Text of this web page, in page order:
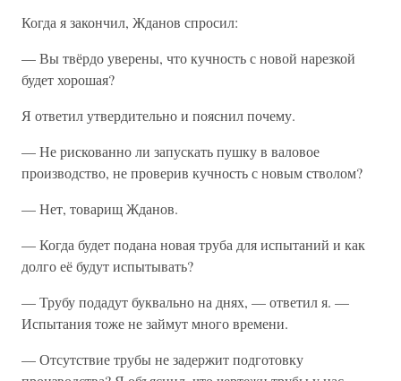
Когда я закончил, Жданов спросил:
— Вы твёрдо уверены, что кучность с новой нарезкой
будет хорошая?
Я ответил утвердительно и пояснил почему.
— Не рискованно ли запускать пушку в валовое
производство, не проверив кучность с новым стволом?
— Нет, товарищ Жданов.
— Когда будет подана новая труба для испытаний и как
долго её будут испытывать?
— Трубу подадут буквально на днях, — ответил я. —
Испытания тоже не займут много времени.
— Отсутствие трубы не задержит подготовку